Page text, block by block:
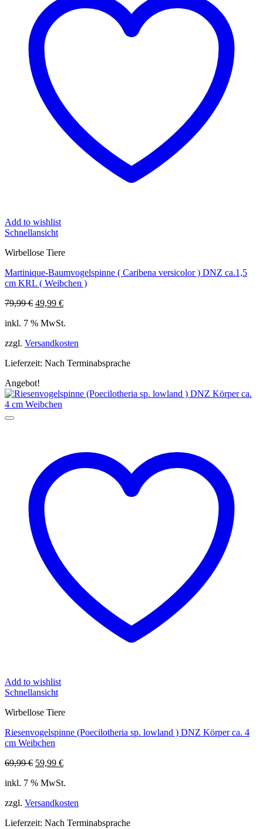
Add to wishlist
Schnellansicht
Wirbellose Tiere
Martinique-Baumvogelspinne ( Caribena versicolor ) DNZ ca.1,5
cm KRL ( Weibchen )
79,99€ Ursprünglicher
war:
49,99 €Aktueller
ist:
inkl. 7 % MwSt.
zzgl. Versandkosten
Lieferzeit: Nach Terminabsprache
Angebot!
Add to wishlist
Schnellansicht
Wirbellose Tiere
Riesenvogelspinne (Poecilotheria sp. lowland ) DNZ Körper ca. 4
cm Weibchen
69,99€ Ursprünglicher
war:
59,99 €Aktueller
ist:
inkl. 7 % MwSt.
zzgl. Versandkosten
Lieferzeit: Nach Terminabsprache